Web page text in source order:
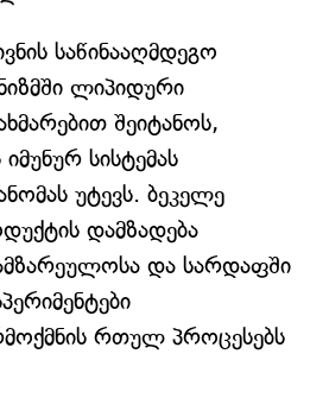
საწინააღმდეგო
ლიპიდური
შეიტანოს,
სისტემას
უტევს. ბეკელე
დამზადება
და სარდაფში
რთულ პროცესებს